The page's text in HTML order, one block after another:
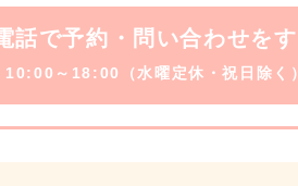
話で予約・問い合わせをす
10:00～18:00（水曜定休・祝日除く）